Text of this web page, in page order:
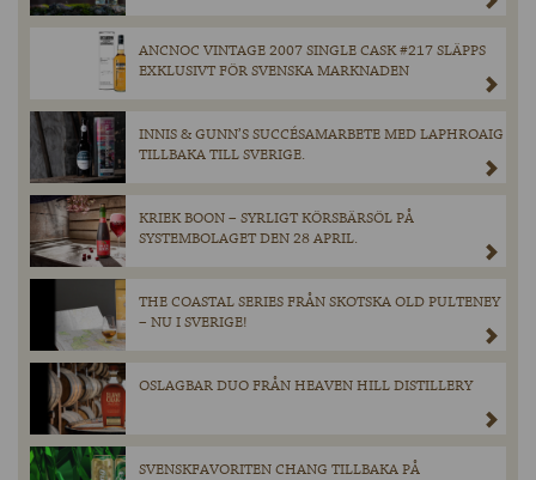
ANCNOC VINTAGE 2007 SINGLE CASK #217 SLÄPPS
EXKLUSIVT FÖR SVENSKA MARKNADEN
INNIS & GUNN’S SUCCÉSAMARBETE MED LAPHROAIG
TILLBAKA TILL SVERIGE.
KRIEK BOON – SYRLIGT KÖRSBÄRSÖL PÅ
SYSTEMBOLAGET DEN 28 APRIL.
THE COASTAL SERIES FRÅN SKOTSKA OLD PULTENEY
– NU I SVERIGE!
OSLAGBAR DUO FRÅN HEAVEN HILL DISTILLERY
SVENSKFAVORITEN CHANG TILLBAKA PÅ